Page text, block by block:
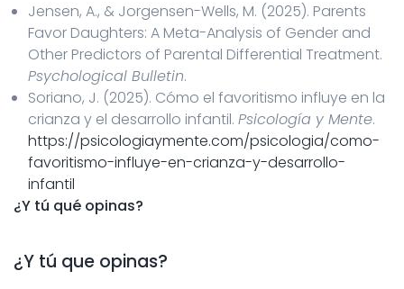
Jensen, A., & Jorgensen-Wells, M. (2025). Parents
Favor Daughters: A Meta-Analysis of Gender and
Other Predictors of Parental Differential Treatment.
Psychological Bulletin.
Soriano, J. (2025). Cómo el favoritismo influye en la
crianza y el desarrollo infantil. Psicología y Mente.
https://psicologiaymente.com/psicologia/como-
favoritismo-influye-en-crianza-y-desarrollo-
infantil
¿Y tú qué opinas?
¿Y tú que opinas?